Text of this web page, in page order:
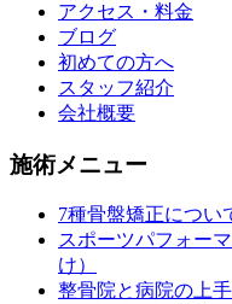
アクセス・料金
ブログ
初めての方へ
スタッフ紹介
会社概要
施術メニュー
7種骨盤矯正につい
スポーツパフォー
け）
整骨院と病院の上